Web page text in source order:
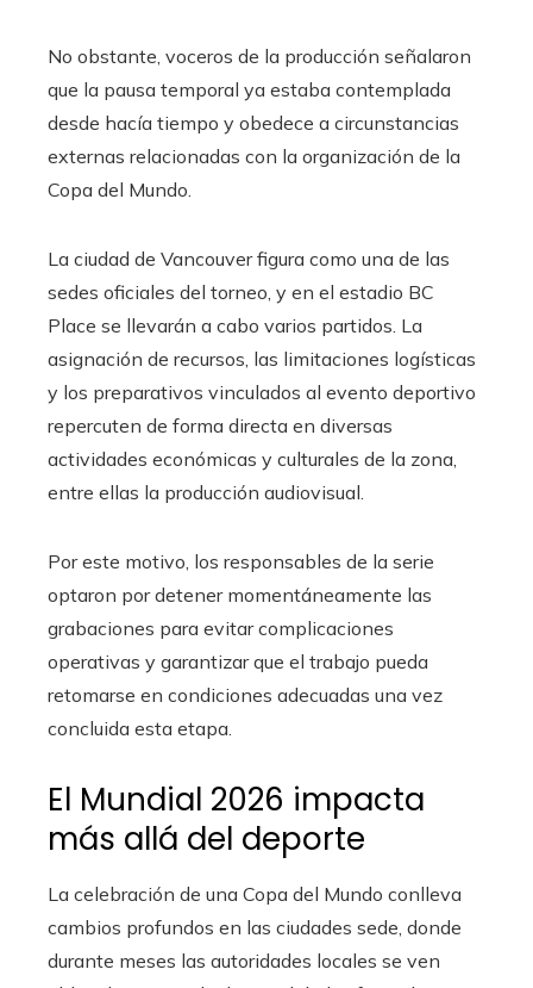
No obstante, voceros de la producción señalaron
que la pausa temporal ya estaba contemplada
desde hacía tiempo y obedece a circunstancias
externas relacionadas con la organización de la
Copa del Mundo.
La ciudad de Vancouver figura como una de las
sedes oficiales del torneo, y en el estadio BC
Place se llevarán a cabo varios partidos. La
asignación de recursos, las limitaciones logísticas
y los preparativos vinculados al evento deportivo
repercuten de forma directa en diversas
actividades económicas y culturales de la zona,
entre ellas la producción audiovisual.
Por este motivo, los responsables de la serie
optaron por detener momentáneamente las
grabaciones para evitar complicaciones
operativas y garantizar que el trabajo pueda
retomarse en condiciones adecuadas una vez
concluida esta etapa.
El Mundial 2026 impacta
más allá del deporte
La celebración de una Copa del Mundo conlleva
cambios profundos en las ciudades sede, donde
durante meses las autoridades locales se ven